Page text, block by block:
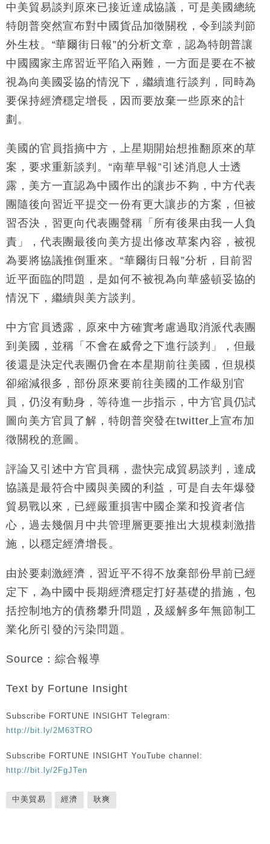
中美貿易談判原來已接近達成協議，可是美國總統
特朗普突然宣布對中國貨品加徵關稅，令到談判節
外生枝。“華爾街日報”的分析文章，認為特朗普讓
中國國家主席習近平陷入兩難，一方面是要在不被
視為向美國妥協的情況下，繼續進行談判，同時為
要保持經濟穩定增長，因而要放棄一些原來的計
劃。
美國的官員指摘中方，上星期開始想推翻原來的草
案，要求重新談判。“南華早報”引述消息人士透
露，美方一直認為中國作出的讓步不夠，中方代表
團隨後向習近平提交一份有更大讓步的方案，但被
習否決，習更向代表團聲稱「所有後果由我一人負
責」，代表團最後向美方提出修改草案內容，被視
為要將協議推倒重來。“華爾街日報”分析，目前習
近平面臨的問題，是如何不被視為向華盛頓妥協的
情況下，繼續與美方談判。
中方官員透露，原來中方確實考慮過取消派代表團
到美國，並稱「不會在威脅之下進行談判」，但最
後還是決定代表團仍會在本星期前往美國，但規模
卻縮減很多，部份原來要前往美國的工作級別官
員，仍沒有動身，等待進一步指示，中方官員仍試
圖向美方官員了解，特朗普突發在twitter上宣布加
徵關稅的意圖。
評論又引述中方官員稱，盡快完成貿易談判，達成
協議是最符合中國與美國的利益，可是自去年爆發
貿易戰以來，已經嚴重損害中國企業和投資者信
心，過去幾個月中共管理層更要推出大規模刺激措
施，以穩定經濟增長。
由於要刺激經濟，習近平不得不放棄部份早前已經
定下，為中國中長期經濟穩定打好基礎的措施，包
括控制地方的債務攀升問題，及緩解多年無節制工
業化所引發的污染問題。
Source：綜合報導
Text by Fortune Insight
Subscribe FORTUNE INSIGHT Telegram:
http://bit.ly/2M63TRO
Subscribe FORTUNE INSIGHT YouTube channel:
http://bit.ly/2FgJTen
中美貿易 經濟 耿爽